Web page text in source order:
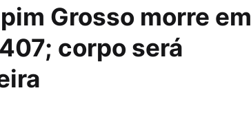
Grosso morre em
corpo será